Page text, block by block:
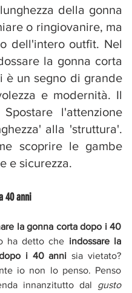
della gonna
o ringiovanire, ma
dell'intero outfit. Nel
la gonna corta
è un segno di grande
e modernità. Il
Spostare l'attenzione
alla 'struttura'.
scoprire le gambe
e sicurezza.
40 anni
la gonna corta dopo i 40
ha detto che indossare la
i 40 anni sia vietato?
io non lo penso. Penso
innanzitutto dal gusto